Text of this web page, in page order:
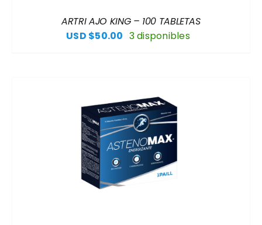
ARTRI AJO KING – 100 TABLETAS
USD $50.00 3 disponibles